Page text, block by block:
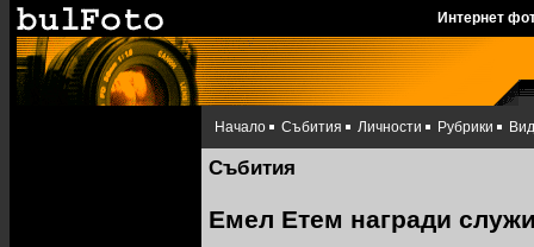
Интернет
Начало Събития Личности Рубрики
Събития
Емел Етем награди